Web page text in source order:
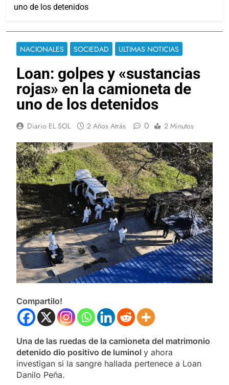
uno de los detenidos
NACIONALES SOCIEDAD ULTIMAS NOTICIAS
Loan: golpes y «sustancias
rojas» en la camioneta de
uno de los detenidos
Diario EL SOL 2 Años Atrás 0 2 Minutos
Compartilo!
Una de las ruedas de la camioneta del matrimonio
detenido dio positivo de luminol y ahora
investigan si la sangre hallada pertenece a Loan
Danilo Peña.